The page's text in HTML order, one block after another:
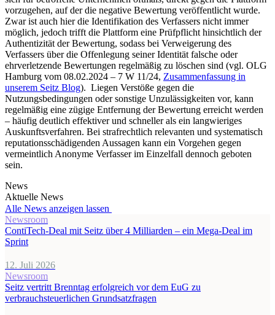
vorzugehen, auf der die negative Bewertung veröffentlicht wurde.
Zwar ist auch hier die Identifikation des Verfassers nicht immer
möglich, jedoch trifft die Plattform eine Prüfpflicht hinsichtlich der
Authentizität der Bewertung, sodass bei Verweigerung des
Verfassers über die Offenlegung seiner Identität falsche oder
ehrverletzende Bewertungen regelmäßig zu löschen sind (vgl. OLG
Hamburg vom 08.02.2024 – 7 W 11/24, Zusammenfassung in
unserem Seitz Blog). Liegen Verstöße gegen die
Nutzungsbedingungen oder sonstige Unzulässigkeiten vor, kann
regelmäßig eine zügige Entfernung der Bewertung erreicht werden
– häufig deutlich effektiver und schneller als ein langwieriges
Auskunftsverfahren. Bei strafrechtlich relevanten und systematisch
reputationsschädigenden Aussagen kann ein Vorgehen gegen
vermeintlich Anonyme Verfasser im Einzelfall dennoch geboten
sein.
News
Aktuelle News
Alle News anzeigen lassen
Newsroom
ContiTech-Deal mit Seitz über 4 Milliarden – ein Mega-Deal im
Sprint
12. Juli 2026
Newsroom
Seitz vertritt Brenntag erfolgreich vor dem EuG zu
verbrauchsteuerlichen Grundsatzfragen